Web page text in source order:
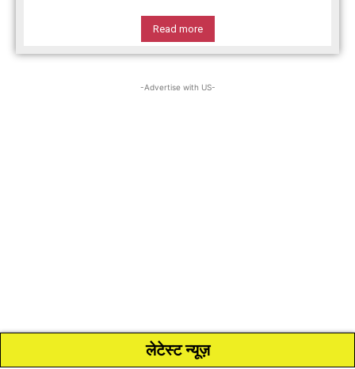
Read more
-Advertise with US-
लेटेस्ट न्यूज़